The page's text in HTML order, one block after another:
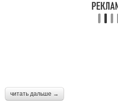
читать дальше →